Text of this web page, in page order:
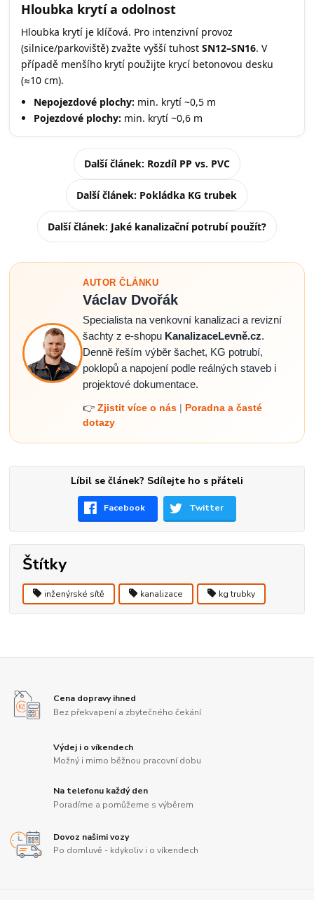
Hloubka krytí a odolnost
Hloubka krytí je klíčová. Pro intenzivní provoz
(silnice/parkoviště) zvažte vyšší tuhostSN12–SN16. V
případě menšího krytí použijte krycí betonovou desku
(≈10 cm).
Nepojezdové plochy: min. krytí ~0,5 m
Pojezdové plochy: min. krytí ~0,6 m
Další článek: Rozdíl PP vs. PVC
Další článek: Pokládka KG trubek
Další článek: Jaké kanalizační potrubí použít?
AUTOR ČLÁNKU
Václav Dvořák
Specialista na venkovní kanalizaci a revizní
šachty z e-shopu KanalizaceLevně.cz.
Denně řeším výběr šachet, KG potrubí,
poklopů a napojení podle reálných staveb i
projektové dokumentace.
👉Zjistit více o nás | Poradna a časté
dotazy
Líbil se článek? Sdílejte ho s přáteli
Facebook Twitter
Štítky
inženýrské sítě kanalizace kg trubky
Cena dopravy ihned
Bez překvapení a zbytečného čekání
Výdej i o víkendech
Možný i mimo běžnou pracovní dobu
Na telefonu každý den
Poradíme a pomůžeme s výběrem
Dovoz našimi vozy
Po domluvě - kdykoliv i o víkendech